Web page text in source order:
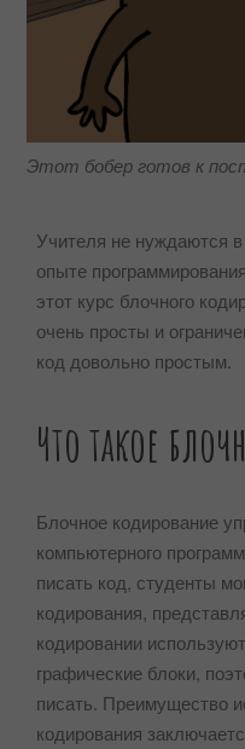
Этот бобер готов к
Учителя не нуждаются
опыте
этот курс блочного
очень просты и
код довольно простым.
Что такое
Блочное кодирование
компьютерного
писать код, студенты
кодирования,
кодировании
графические блоки,
писать. Преимущество
кодирования